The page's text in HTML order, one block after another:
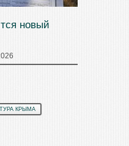
новый
КРЫМА